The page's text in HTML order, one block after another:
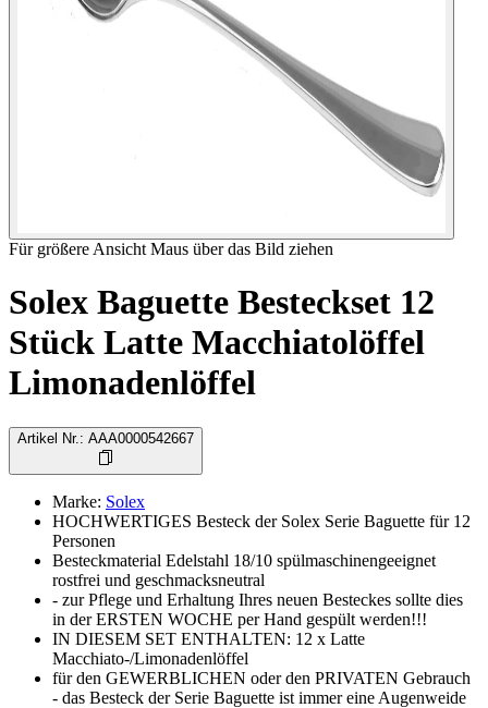
Für größere Ansicht Maus über das Bild ziehen
Solex Baguette Besteckset 12
Stück Latte Macchiatolöffel
Limonadenlöffel
Artikel Nr. : AAA0000542667
Marke: Solex
HOCHWERTIGES Besteck der Solex Serie Baguette für 12
Personen
Besteckmaterial Edelstahl 18/10 spülmaschinengeeignet
rostfrei und geschmacksneutral
- zur Pflege und Erhaltung Ihres neuen Besteckes sollte dies
in der ERSTEN WOCHE per Hand gespült werden!!!
IN DIESEM SET ENTHALTEN: 12 x Latte
Macchiato-/Limonadenlöffel
für den GEWERBLICHEN oder den PRIVATEN Gebrauch
- das Besteck der Serie Baguette ist immer eine Augenweide